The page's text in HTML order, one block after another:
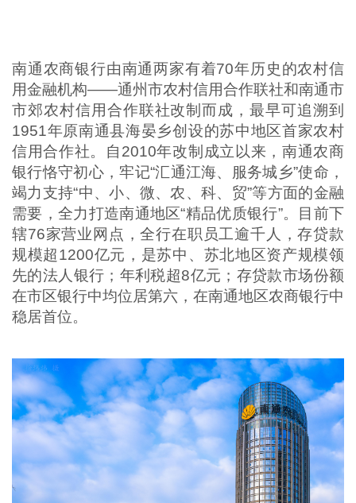
南通农商银行由南通两家有着70年历史的农村信
用金融机构——通州市农村信用合作联社和南通市
市郊农村信用合作联社改制而成，最早可追溯到
1951年原南通县海晏乡创设的苏中地区首家农村
信用合作社。自2010年改制成立以来，南通农商
银行恪守初心，牢记“汇通江海、服务城乡”使命，
竭力支持“中、小、微、农、科、贸”等方面的金融
需要，全力打造南通地区“精品优质银行”。目前下
辖76家营业网点，全行在职员工逾千人，存贷款
规模超1200亿元，是苏中、苏北地区资产规模领
先的法人银行；年利税超8亿元；存贷款市场份额
在市区银行中均位居第六，在南通地区农商银行中
稳居首位。